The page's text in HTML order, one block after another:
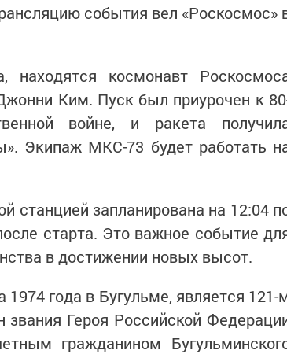
события вел «Роскосмос»
космонавт
Ким. Пуск был приурочен к
войне, и ракета
Экипаж МКС-73 будет работать
станцией запланирована на 12:04
старта. Это важное событие
в достижении новых высот.
года в Бугульме, является 121-
Героя Российской
гражданином